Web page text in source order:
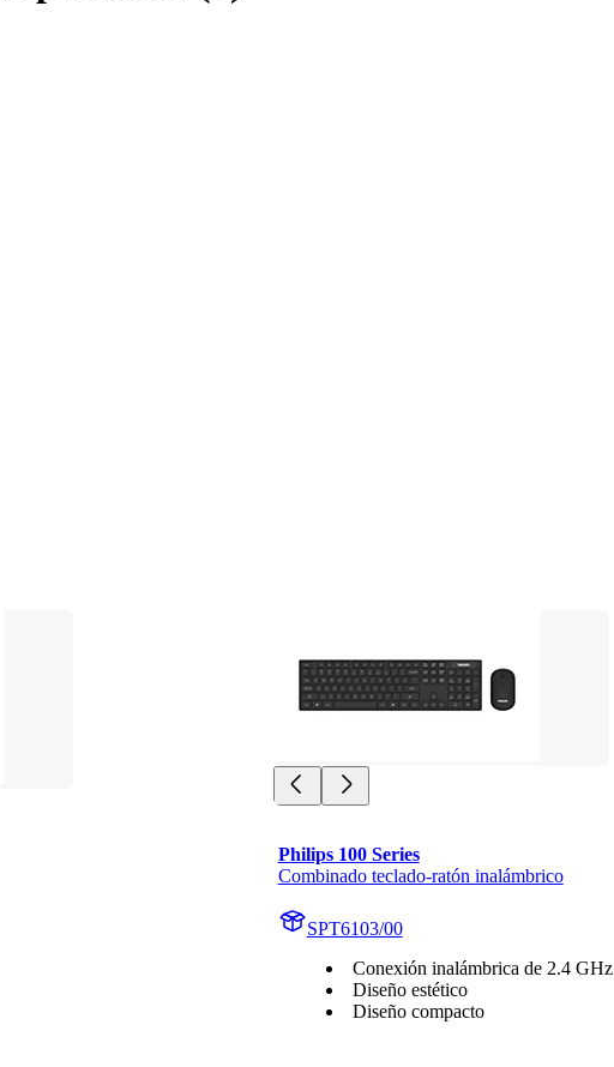
Philips 100 Series
Combinado teclado-ratón inalámbrico
SPT6103/00
Conexión inalámbrica de 2.4 GHz
Diseño estético
Diseño compacto